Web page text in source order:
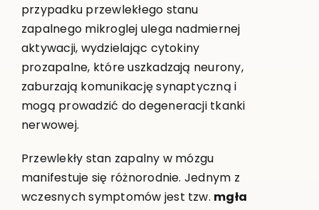
przypadku przewlekłego stanu
zapalnego mikroglej ulega nadmiernej
aktywacji, wydzielając cytokiny
prozapalne, które uszkadzają neurony,
zaburzają komunikację synaptyczną i
mogą prowadzić do degeneracji tkanki
nerwowej.
Przewlekły stan zapalny w mózgu
manifestuje się różnorodnie. Jednym z
wczesnych symptomów jest tzw. mgła